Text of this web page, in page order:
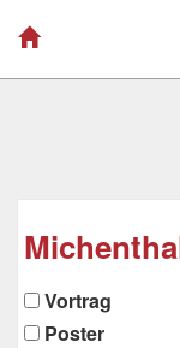
Vortrag
Poster